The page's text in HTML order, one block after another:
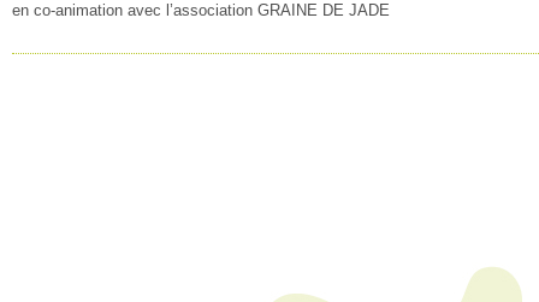
en co-animation avec l’association GRAINE DE JADE